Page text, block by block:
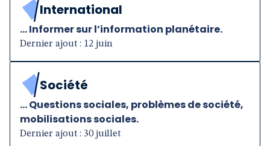
International
... Informer sur l’information planétaire.
Dernier ajout : 12 juin
Société
... Questions sociales, problèmes de société,
mobilisations sociales.
Dernier ajout : 30 juillet